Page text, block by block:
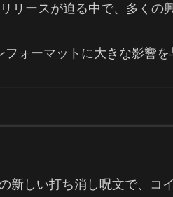
リースが迫る中で、多くの
ォーマットに大きな影響を
新しい打ち消し呪文で、コ